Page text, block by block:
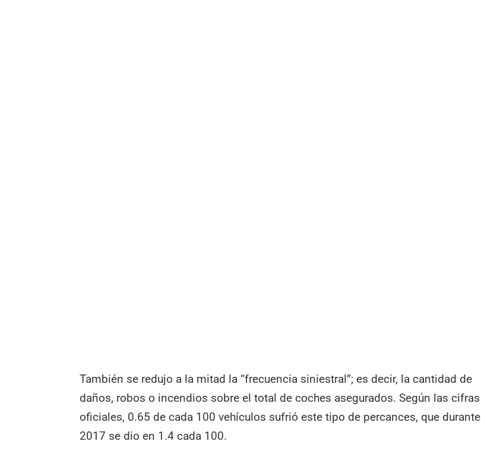
También se redujo a la mitad la “frecuencia siniestral”; es decir, la cantidad de
daños, robos o incendios sobre el total de coches asegurados. Según las cifras
oficiales, 0.65 de cada 100 vehículos sufrió este tipo de percances, que durante
2017 se dio en 1.4 cada 100.